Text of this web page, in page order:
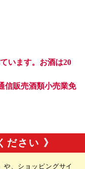
ださい 》
や、ショッピングサイ